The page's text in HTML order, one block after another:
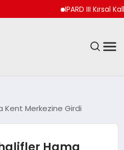
IPARD III Kırsal
Kent Merkezine Girdi
Hama